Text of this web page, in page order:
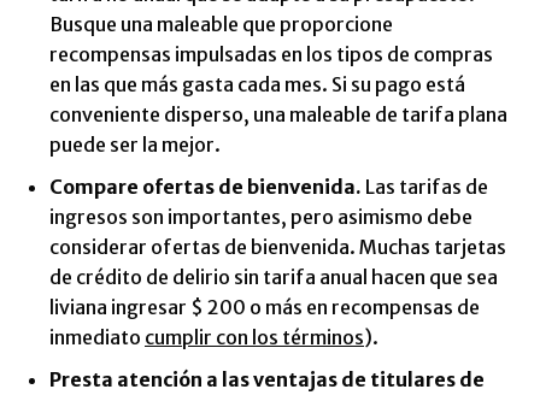
Busque una maleable que proporcione
recompensas impulsadas en los tipos de compras
en las que más gasta cada mes. Si su pago está
conveniente disperso, una maleable de tarifa plana
puede ser la mejor.
Compare ofertas de bienvenida. Las tarifas de
ingresos son importantes, pero asimismo debe
considerar ofertas de bienvenida. Muchas tarjetas
de crédito de delirio sin tarifa anual hacen que sea
liviana ingresar $ 200 o más en recompensas de
inmediato cumplir con los términos).
Presta atención a las ventajas de titulares de